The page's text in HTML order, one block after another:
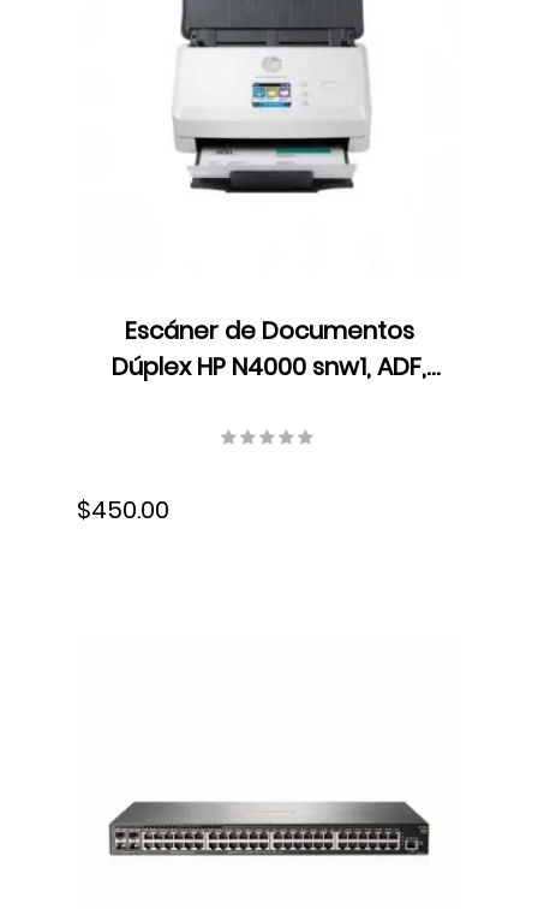
Escáner de Documentos
Dúplex HP N4000 snw1, ADF,
ppm/80 ipm, Resolución 600
$450.00